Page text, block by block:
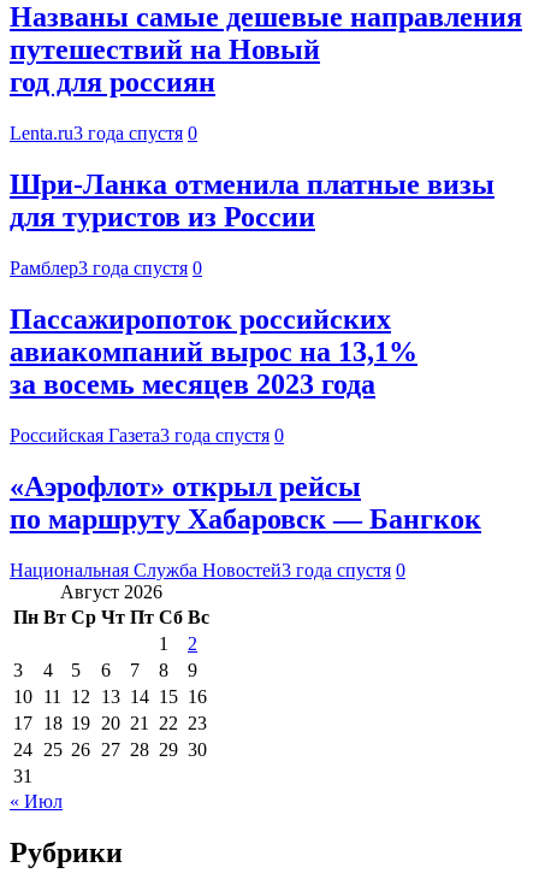
Названы самые дешевые направления
путешествий на Новый
год для россиян
Lenta.ru3 года спустя 0
Шри-Ланка отменила платные визы
для туристов из России
Рамблер3 года спустя 0
Пассажиропоток российских
авиакомпаний вырос на 13,1%
за восемь месяцев 2023 года
Российская Газета3 года спустя 0
«Аэрофлот» открыл рейсы
по маршруту Хабаровск — Бангкок
Национальная Служба Новостей3 года спустя 0
Август 2026
Пн Вт Ср Чт Пт Сб Вс
1
2
3
4 5 6 7 8
9
10 11 12 13 14 15 16
17 18 19 20 21 22 23
24 25 26 27 28 29 30
31
« Июл
Рубрики